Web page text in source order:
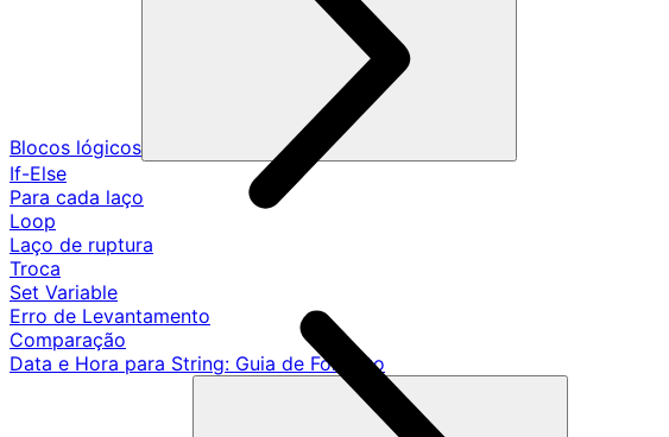
Blocos lógicos
If-Else
Para cada laço
Loop
Laço de ruptura
Troca
Set Variable
Erro de Levantamento
Comparação
Data e Hora para String: Guia de Formato